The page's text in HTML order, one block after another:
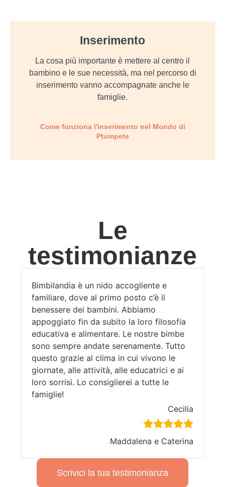
Inserimento
La cosa più importante è mettere al centro il
bambino e le sue necessità, ma nel percorso di
inserimento vanno accompagnate anche le
famiglie.
Come funziona l'inserimento nel Mondo di
Ptumpete
Le
testimonianze
Bimbilandia è un nido accogliente e
familiare, dove al primo posto c’è il
benessere dei bambini. Abbiamo
appoggiato fin da subito la loro filosofia
educativa e alimentare. Le nostre bimbe
sono sempre andate serenamente. Tutto
questo grazie al clima in cui vivono le
giornate, alle attività, alle educatrici e ai
loro sorrisi. Lo consiglierei a tutte le
famiglie!
Cecilia
Maddalena e Caterina
Scrivici la tua testimonianza